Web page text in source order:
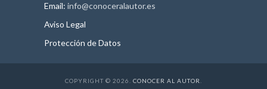
Email: info@conoceralautor.es
Aviso Legal
Protección de Datos
COPYRIGHT © 2026. CONOCER AL AUTOR